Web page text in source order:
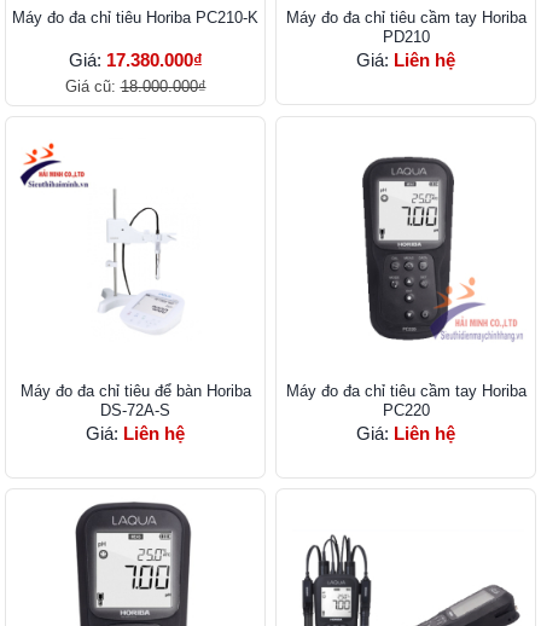
Máy đo đa chỉ tiêu Horiba PC210-K
Giá: 17.380.000₫
Giá cũ:18.000.000₫
Máy đo đa chỉ tiêu cầm tay Horiba
PD210
Giá: Liên hệ
Máy đo đa chỉ tiêu để bàn Horiba
DS-72A-S
Giá: Liên hệ
Máy đo đa chỉ tiêu cầm tay Horiba
PC220
Giá: Liên hệ